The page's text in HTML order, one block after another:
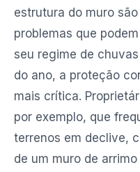
estrutura do muro
problemas que
seu regime de
do ano, a proteção
mais crítica.
por exemplo, que
terrenos em declive,
de um muro de